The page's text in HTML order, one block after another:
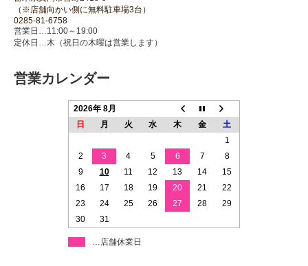
（※店舗向かい側に無料駐車場3台）
0285-81-6758
営業日…11:00～19:00
定休日…木（祝日の木曜は営業します）
営業カレンダー
2026年 8月
日
月 火 水 木 金
土
1
2
3 4 5 6 7
8
9
10 11 12 13 14
15
16
17 18 19 20 21
22
23
24 25 26 27 28
29
30
31
…店舗休業日